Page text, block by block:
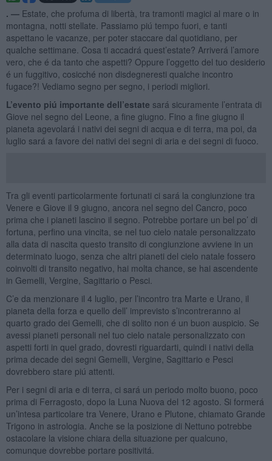
. — Estate, che profuma di libertà, tra tramonti magici al mare o in
montagna, notti stellate. Passiamo piú tempo fuori, e tanti
aspettano le vacanze, per poter staccare dal quotidiano, per
qualche settimane. Cosa ti accadrá quest’estate? Arriverá l’amore
vero, che é da tanto che aspetti? Oppure l’oggetto del tuo desiderio
é un fuggitivo, cosicché non disdegneresti qualche incontro
fugace?! Vediamo segno per segno, i periodi migliori.
L’evento piú importante dell’estate sará sicuramente l’entrata di
Giove nel segno del Leone, a fine giugno. Fino a fine giugno il
pianeta agevolará i nativi dei segni di acqua e di terra, ma poi, da
luglio sará a favore dei nativi dei segni di aria e dei segni di fuoco.
Tra gli eventi particolarmente fortunati ci sará la congiunzione tra
Venere e Giove il 9 giugno, ancora nel segno del Cancro, poco
prima che i pianeti lascino il segno. Potrebbe portare un bel po’ di
fortuna, perfino una vincita, se nel tuo cielo natale personalizzato
alla data di nascita questo transito di congiunzione avviene in un
determinato luogo, senza che altri pianeti del cielo natale fossero
coinvolti di transito negativo, hai molta chance, se hai ascendente
in Gemelli, Vergine, Sagittario o Pesci.
C’e da menzionare il 4 luglio, per l’incontro tra Marte e Urano, il
pianeta della forza e quello dell’ imprevisto s’incontreranno al
quarto grado dei Gemelli, che di solito non é un buon auspicio. Se
avessi pianeti personali nel tuo cielo natale personalizzato con
aspetti forti in quel grado, dovresti riguardarti, quindi i nativi della
prima decade dei segni Gemelli, Vergine, Sagittario e Pesci
dovrebbero stare piú attenti.
Per i segni di aria e di terra, ci sará un periodo molto buono, poco
prima di Ferragosto, dopo la Luna Nuova del 12 agosto. Si formerá
un’intesa particolare tra Venere, Urano e Plutone, chiamato Grande
Trigono in astrologia. Anche se la posizione di Nettuno potrebbe
ostacolare la visione chiara della situazione per qualcuno,
comunque dovrebbe portare positivitá.